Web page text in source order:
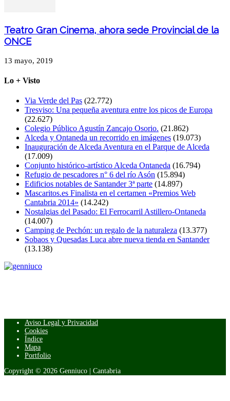
Teatro Gran Cinema, ahora sede Provincial de la
ONCE
13 mayo, 2019
Lo + Visto
Via Verde del Pas (22.772)
Tresviso: Una pequeña aventura entre los picos de Europa
(22.627)
Colegio Público Agustín Zancajo Osorio. (21.862)
Alceda y Ontaneda un recorrido en imágenes (19.073)
Inauguración de Alceda Aventura en el Parque de Alceda
(17.009)
Conjunto histórico-artístico Alceda Ontaneda (16.794)
Refugio de pescadores n° 6 del río Asón (15.894)
Edificios notables de Santander 3ª parte (14.897)
Mascaritos.es Finalista en el certamen «Premios Web
Cantabria 2014» (14.242)
Nostalgias del Pasado: El Ferrocarril Astillero-Ontaneda
(14.007)
Camping de Pechón: un regalo de la naturaleza (13.377)
Sobaos y Quesadas Luca abre nueva tienda en Santander
(13.138)
Aviso Legal y Privacidad
Cookies
Índice
Mapa
Portfolio
Copyright © 2026 Genniuco | Cantabria